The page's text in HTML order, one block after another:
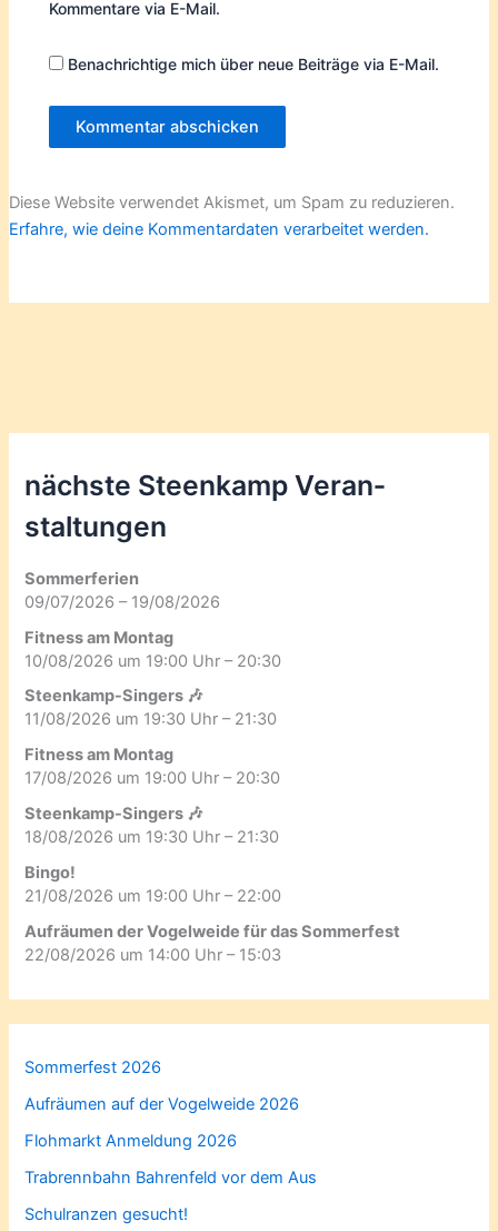
Kommentare via E-Mail.
Benachrichtige mich über neue Beiträge via E-Mail.
Diese Website verwendet Akismet, um Spam zu reduzieren.
Erfahre, wie deine Kommentardaten verarbeitet werden.
nächste Steenkamp Veran­
staltungen
Sommerferien
09/07/2026 – 19/08/2026
Fitness am Montag
10/08/2026 um 19:00 Uhr – 20:30
Steenkamp-Singers 🎶
11/08/2026 um 19:30 Uhr – 21:30
Fitness am Montag
17/08/2026 um 19:00 Uhr – 20:30
Steenkamp-Singers 🎶
18/08/2026 um 19:30 Uhr – 21:30
Bingo!
21/08/2026 um 19:00 Uhr – 22:00
Aufräumen der Vogelweide für das Sommerfest
22/08/2026 um 14:00 Uhr – 15:03
Sommerfest 2026
Aufräumen auf der Vogelweide 2026
Flohmarkt Anmeldung 2026
Trabrennbahn Bahrenfeld vor dem Aus
Schulranzen gesucht!